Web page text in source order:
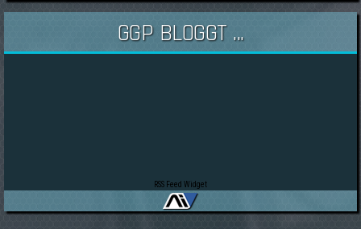
GGP BLOGGT ...
RSS Feed Widget